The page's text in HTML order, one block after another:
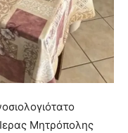
Μητρόπολης